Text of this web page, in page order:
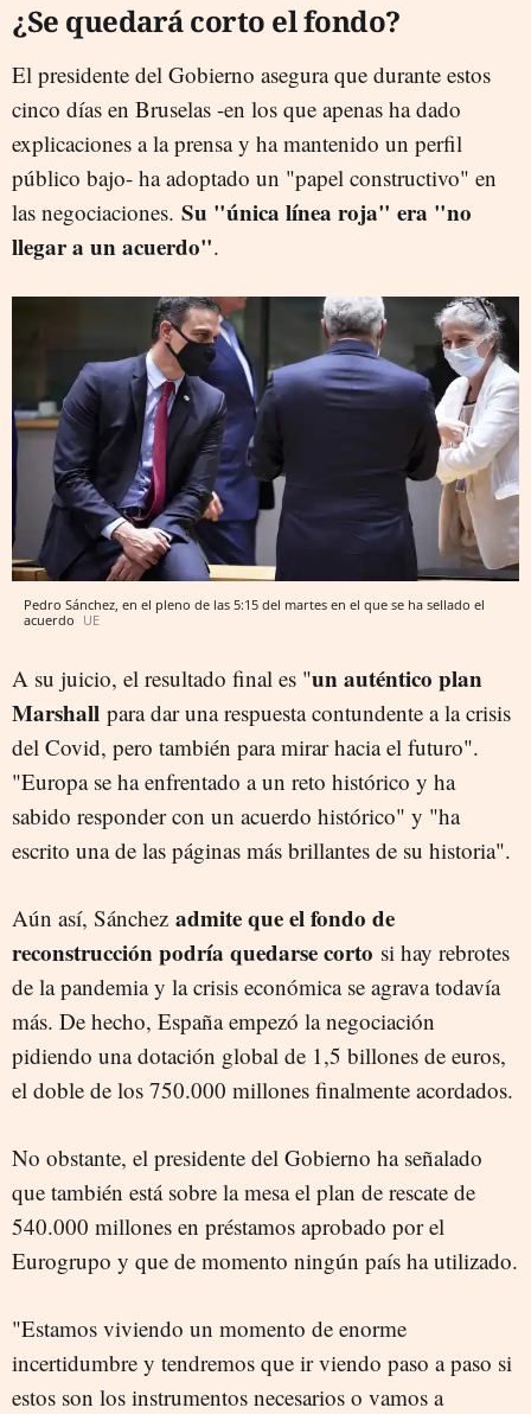
¿Se quedará corto el fondo?
El presidente del Gobierno asegura que durante estos
cinco días en Bruselas -en los que apenas ha dado
explicaciones a la prensa y ha mantenido un perfil
público bajo- ha adoptado un "papel constructivo" en
las negociaciones. Su "única línea roja" era "no
llegar a un acuerdo".
Pedro Sánchez, en el pleno de las 5:15 del martes en el que se ha sellado el
acuerdo UE
A su juicio, el resultado final es "un auténtico plan
Marshall para dar una respuesta contundente a la crisis
del Covid, pero también para mirar hacia el futuro".
"Europa se ha enfrentado a un reto histórico y ha
sabido responder con un acuerdo histórico" y "ha
escrito una de las páginas más brillantes de su historia".
Aún así, Sánchez admite que el fondo de
reconstrucción podría quedarse corto si hay rebrotes
de la pandemia y la crisis económica se agrava todavía
más. De hecho, España empezó la negociación
pidiendo una dotación global de 1,5 billones de euros,
el doble de los 750.000 millones finalmente acordados.
No obstante, el presidente del Gobierno ha señalado
que también está sobre la mesa el plan de rescate de
540.000 millones en préstamos aprobado por el
Eurogrupo y que de momento ningún país ha utilizado.
"Estamos viviendo un momento de enorme
incertidumbre y tendremos que ir viendo paso a paso si
estos son los instrumentos necesarios o vamos a